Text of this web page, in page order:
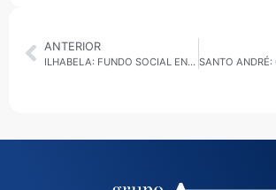
ANTERIOR
ILHABELA: FUNDO SOCIAL ENVIA DOAÇÕES PARA UBATUBA APÓS CHUVAS E SITUAÇÃO DE EMERGÊNCIA